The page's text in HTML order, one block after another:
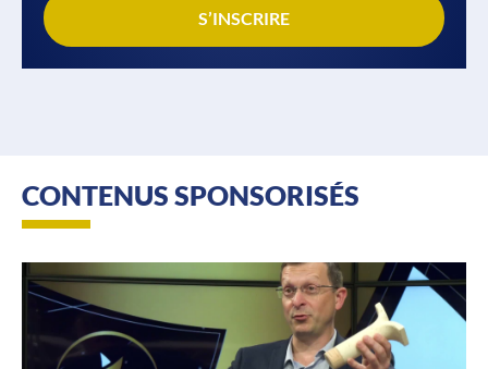
S’INSCRIRE
CONTENUS SPONSORISÉS